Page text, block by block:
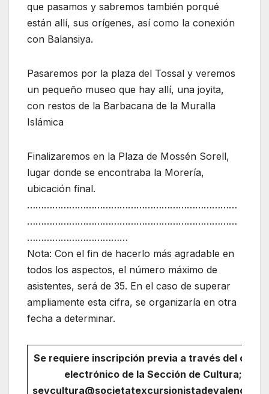
que pasamos y sabremos también porqué
están allí, sus orígenes, así como la conexión
con Balansiya.
Pasaremos por la plaza del Tossal y veremos
un pequeño museo que hay allí, una joyita,
con restos de la Barbacana de la Muralla
Islámica
Finalizaremos en la Plaza de Mossén Sorell,
lugar donde se encontraba la Morería,
ubicación final.
…………………………………………………………………
…………………………………………………………………
………………………………
Nota: Con el fin de hacerlo más agradable en
todos los aspectos, el número máximo de
asistentes, será de 35. En el caso de superar
ampliamente esta cifra, se organizaría en otra
fecha a determinar.
Se requiere inscripción previa a través del
electrónico de la Sección de Cultura;